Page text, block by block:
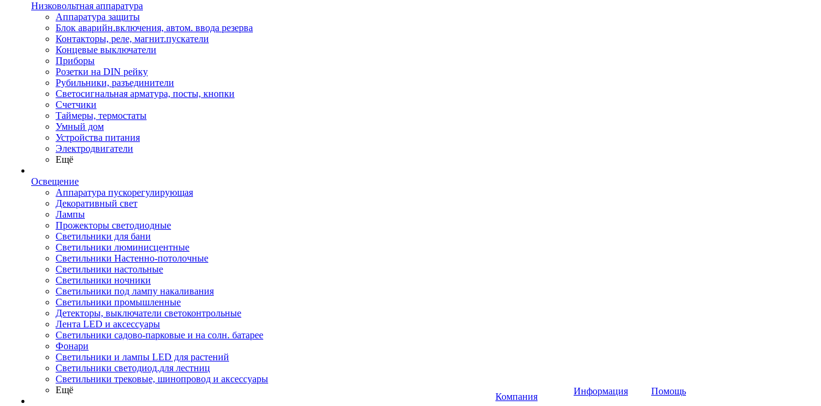
Низковольтная аппаратура
Аппаратура защиты
Блок аварийн.включения, автом. ввода резерва
Контакторы, реле, магнит.пускатели
Концевые выключатели
Приборы
Розетки на DIN рейку
Рубильники, разъединители
Светосигнальная арматура, посты, кнопки
Счетчики
Таймеры, термостаты
Умный дом
Устройства питания
Электродвигатели
Ещё
Освещение
Аппаратура пускорегулирующая
Декоративный свет
Лампы
Прожекторы светодиодные
Светильники для бани
Светильники люминисцентные
Светильники Настенно-потолочные
Светильники настольные
Светильники ночники
Светильники под лампу накаливания
Светильники промышленные
Детекторы, выключатели светоконтрольные
Лента LED и аксессуары
Светильники садово-парковые и на солн. батарее
Фонари
Светильники и лампы LED для растений
Светильники светодиод.для лестниц
Светильники трековые, шинопровод и аксессуары
Ещё
Компания
Информация
Помощь